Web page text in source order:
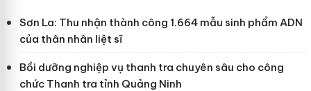
Sơn La: Thu nhận thành công 1.664 mẫu sinh phẩm ADN
của thân nhân liệt sĩ
Bồi dưỡng nghiệp vụ thanh tra chuyên sâu cho công
chức Thanh tra tỉnh Quảng Ninh